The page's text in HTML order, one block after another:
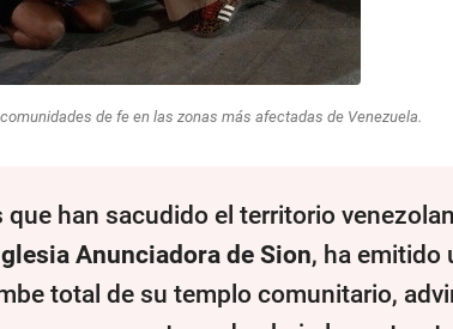
de fe en las zonas más afectadas de Venezuela.
han sacudido el territorio
Anunciadora de Sion, ha emitido
total de su templo comunitario,